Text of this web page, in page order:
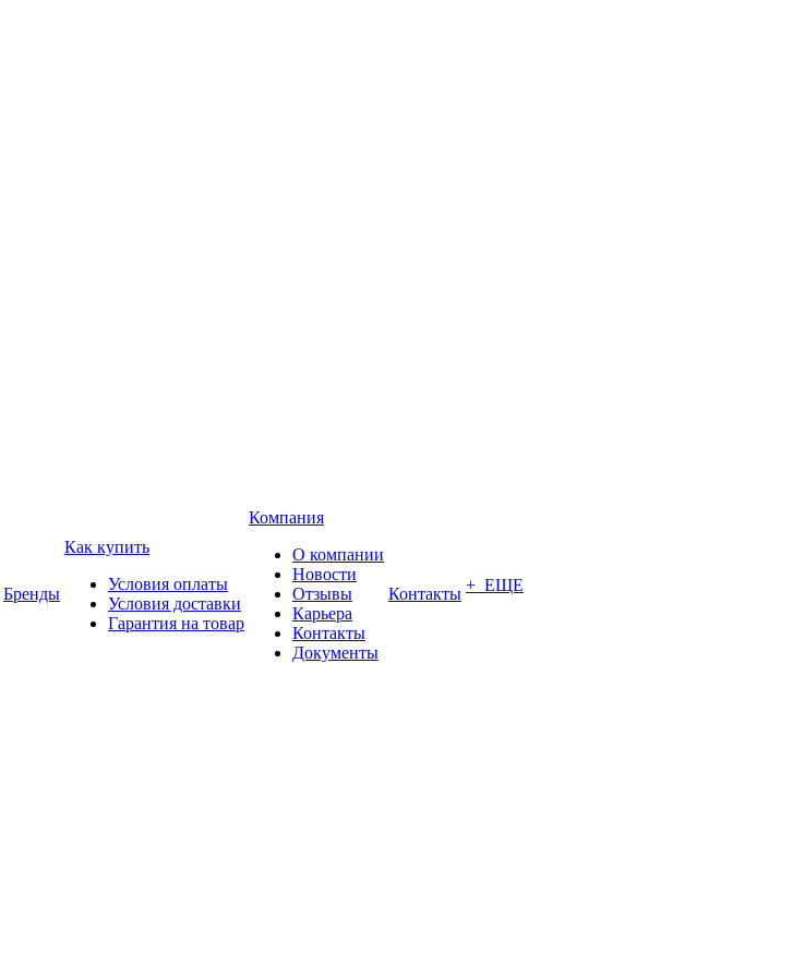
Бренды
Как купить
Условия оплаты
Условия доставки
Гарантия на товар
Компания
О компании
Новости
Отзывы
Карьера
Контакты
Документы
Контакты + ЕЩЕ